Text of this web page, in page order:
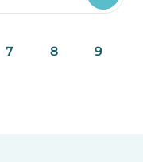
7 8 9